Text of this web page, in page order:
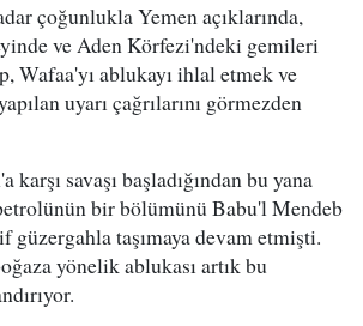
çoğunlukla Yemen açıklarında,
ve Aden Körfezi'ndeki gemileri
Wafaa'yı ablukayı ihlal etmek ve
uyarı çağrılarını görmezden
savaşı başladığından bu yana
bir bölümünü Babu'l Mendeb
güzergahla taşımaya devam etmişti.
yönelik ablukası artık bu